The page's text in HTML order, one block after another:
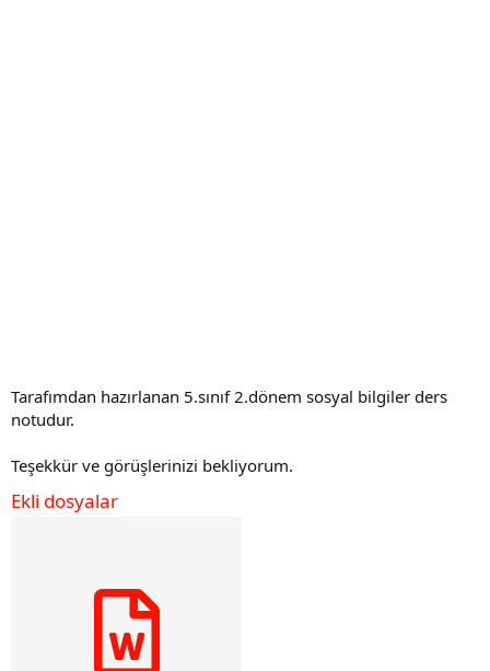
Tarafımdan hazırlanan 5.sınıf 2.dönem sosyal bilgiler ders
notudur.
Teşekkür ve görüşlerinizi bekliyorum.
Ekli dosyalar